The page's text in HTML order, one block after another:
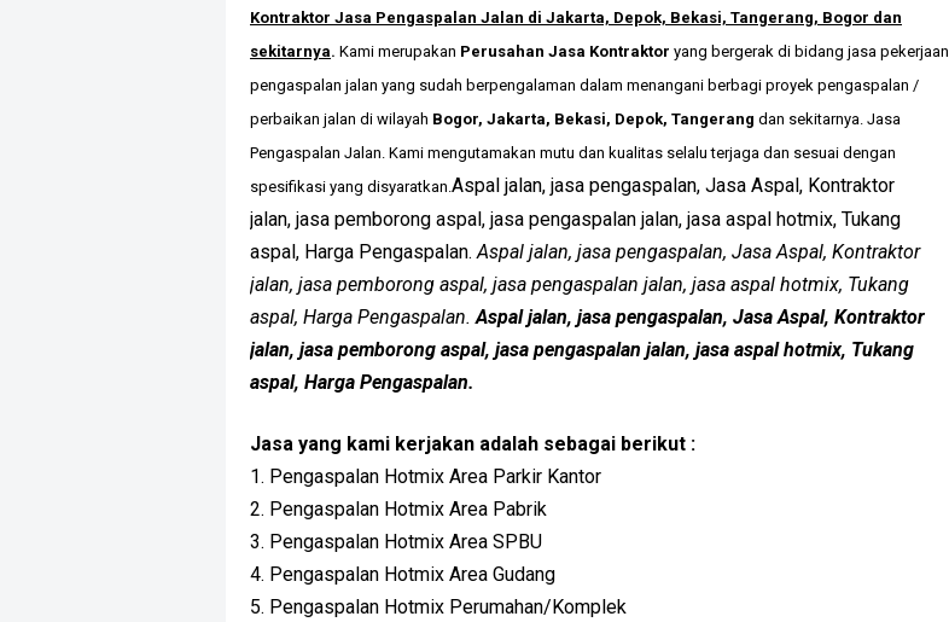
Kontraktor Jasa Pengaspalan Jalan di Jakarta, Depok, Bekasi, Tangerang, Bogor dan
sekitarnya. Kami merupakan Perusahan Jasa Kontraktor yang bergerak di bidang jasa pekerjaan
pengaspalan jalan yang sudah berpengalaman dalam menangani berbagi proyek pengaspalan /
perbaikan jalan di wilayah Bogor, Jakarta, Bekasi, Depok, Tangerang dan sekitarnya. Jasa
Pengaspalan Jalan. Kami mengutamakan mutu dan kualitas selalu terjaga dan sesuai dengan
spesifikasi yang disyaratkan.Aspal jalan, jasa pengaspalan, Jasa Aspal, Kontraktor
jalan, jasa pemborong aspal, jasa pengaspalan jalan, jasa aspal hotmix, Tukang
aspal, Harga Pengaspalan.Aspal jalan, jasa pengaspalan, Jasa Aspal, Kontraktor
jalan, jasa pemborong aspal, jasa pengaspalan jalan, jasa aspal hotmix, Tukang
aspal, Harga Pengaspalan.Aspal jalan, jasa pengaspalan, Jasa Aspal, Kontraktor
jalan, jasa pemborong aspal, jasa pengaspalan jalan, jasa aspal hotmix, Tukang
aspal, Harga Pengaspalan.
Jasa yang kami kerjakan adalah sebagai berikut :
1. Pengaspalan Hotmix Area Parkir Kantor
2. Pengaspalan Hotmix Area Pabrik
3. Pengaspalan Hotmix Area SPBU
4. Pengaspalan Hotmix Area Gudang
5. Pengaspalan Hotmix Perumahan/Komplek